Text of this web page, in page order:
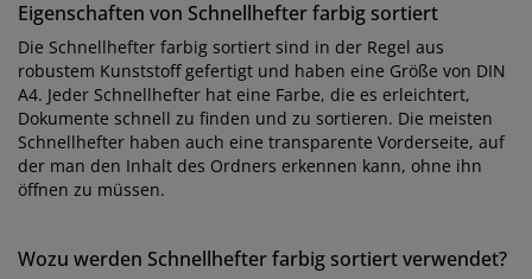
Eigenschaften von Schnellhefter farbig sortiert
Die Schnellhefter farbig sortiert sind in der Regel aus
robustem Kunststoff gefertigt und haben eine Größe von DIN
A4. Jeder Schnellhefter hat eine Farbe, die es erleichtert,
Dokumente schnell zu finden und zu sortieren. Die meisten
Schnellhefter haben auch eine transparente Vorderseite, auf
der man den Inhalt des Ordners erkennen kann, ohne ihn
öffnen zu müssen.
Wozu werden Schnellhefter farbig sortiert verwendet?